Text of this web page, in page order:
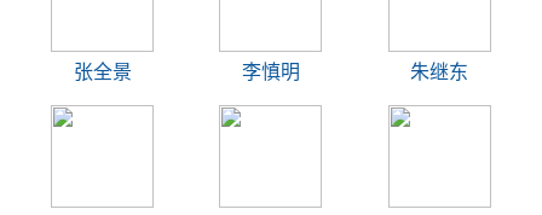
张全景 李慎明 朱继东